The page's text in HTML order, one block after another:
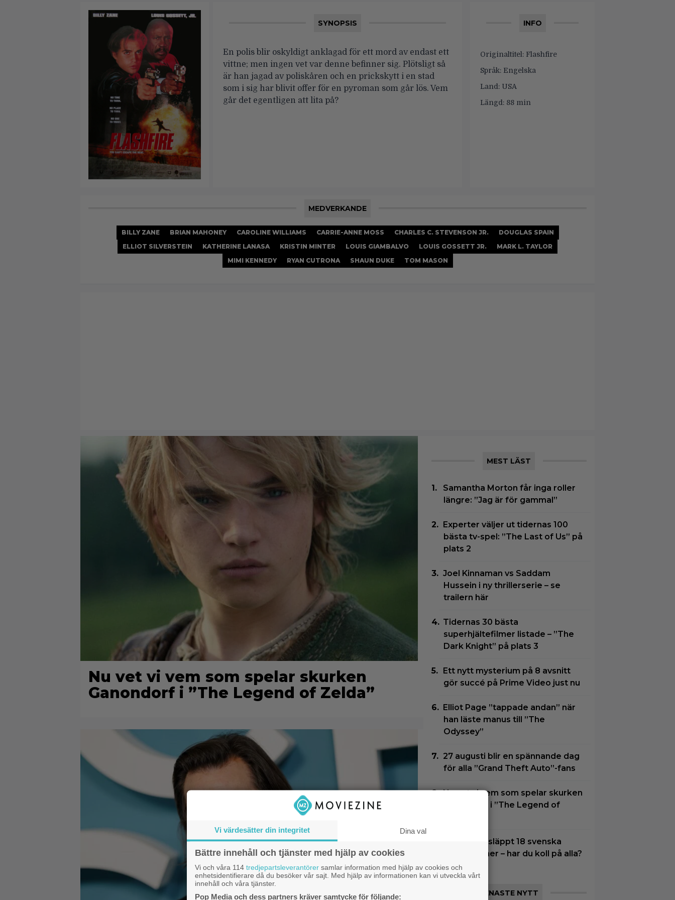
SYNOPSIS
En polis blir oskyldigt anklagad för ett mord av endast ett
vittne; men ingen vet var denne befinner sig. Plötsligt så
är han jagad av poliskåren och en prickskytt i en stad
som i sig har blivit offer för en pyroman som går lös. Vem
går det egentligen att lita på?
INFO
Originaltitel: Flashfire
Språk: Engelska
Land: USA
Längd: 88 min
MEDVERKANDE
BILLY ZANE BRIAN MAHONEY CAROLINE WILLIAMS CARRIE-ANNE MOSS CHARLES C. STEVENSON JR.
DOUGLAS SPAIN
ELLIOT SILVERSTEIN
KATHERINE LANASA KRISTIN MINTER LOUIS GIAMBALVO LOUIS GOSSETT JR.
MARK L. TAYLOR
MIMI KENNEDY
RYAN CUTRONA SHAUN DUKE TOM MASON
Nu vet vi vem som spelar skurken
Ganondorf i ”The Legend of Zelda”
MEST LÄST
Samantha Morton får inga roller
längre: ”Jag är för gammal”
Experter väljer ut tidernas 100
bästa tv-spel: ”The Last of Us” på
plats 2
Joel Kinnaman vs Saddam
Hussein i ny thrillerserie – se
trailern här
Tidernas 30 bästa
superhjältefilmer listade – ”The
Dark Knight” på plats 3
Ett nytt mysterium på 8 avsnitt
gör succé på Prime Video just nu
Elliot Page ”tappade andan” när
han läste manus till ”The
Odyssey”
27 augusti blir en spännande dag
för alla ”Grand Theft Auto”-fans
Nu vet vi vem som spelar skurken
Ganondorf i ”The Legend of
Netflix har släppt 18 svenska
originalfilmer – har du koll på alla?
SENASTE NYTT
Vi värdesätter din integritet Dina val
Bättre innehåll och tjänster med hjälp av cookies
Vi och våra 114 tredjepartsleverantörer samlar information med hjälp av cookies och
enhetsidentifierare då du besöker vår sajt. Med hjälp av informationen kan vi utveckla vårt
innehåll och våra tjänster.
Pop Media och dess partners kräver samtycke för följande: